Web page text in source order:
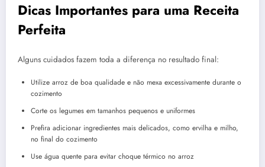
Dicas Importantes para uma Receita
Perfeita
Alguns cuidados fazem toda a diferença no resultado final:
Utilize arroz de boa qualidade e não mexa excessivamente durante o
cozimento
Corte os legumes em tamanhos pequenos e uniformes
Prefira adicionar ingredientes mais delicados, como ervilha e milho,
no final do cozimento
Use água quente para evitar choque térmico no arroz